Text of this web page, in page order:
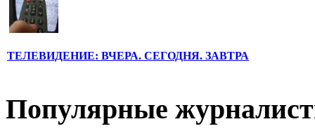
ТЕЛЕВИДЕНИЕ: ВЧЕРА. СЕГОДНЯ. ЗАВТРА
Популярные